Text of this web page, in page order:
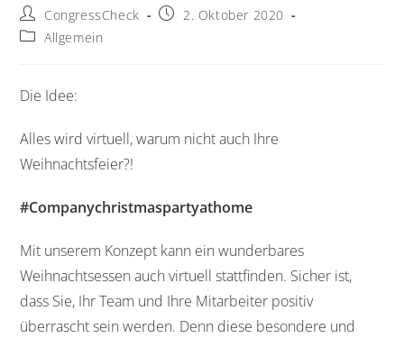
CongressCheck
2. Oktober 2020
Allgemein
Die Idee:
Alles wird virtuell, warum nicht auch Ihre
Weihnachtsfeier?!
#Companychristmaspartyathome
Mit unserem Konzept kann ein wunderbares
Weihnachtsessen auch virtuell stattfinden. Sicher ist,
dass Sie, Ihr Team und Ihre Mitarbeiter positiv
überrascht sein werden. Denn diese besondere und